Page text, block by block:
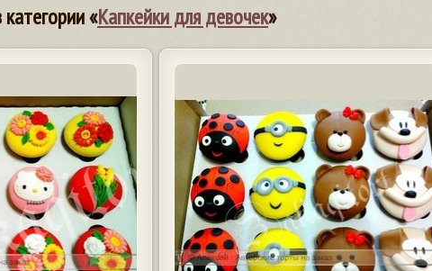
«Капкейки для девочек»